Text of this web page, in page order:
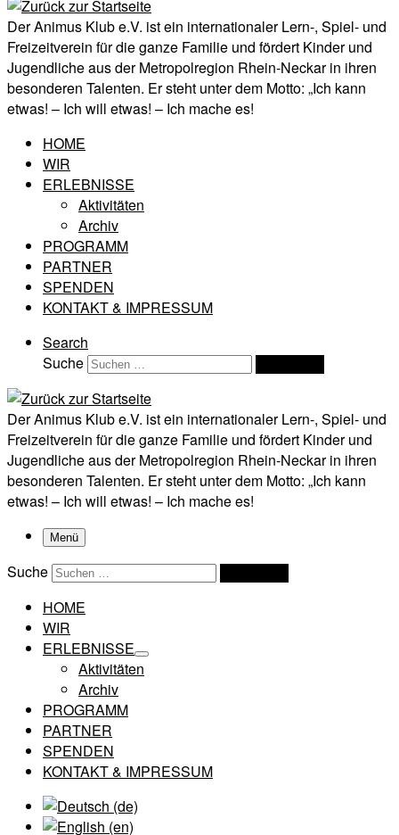
Der Animus Klub e.V. ist ein internationaler Lern-, Spiel- und
Freizeitverein für die ganze Familie und fördert Kinder und
Jugendliche aus der Metropolregion Rhein-Neckar in ihren
besonderen Talenten. Er steht unter dem Motto: „Ich kann
etwas! – Ich will etwas! – Ich mache es!
HOME
WIR
ERLEBNISSE
Aktivitäten
Archiv
PROGRAMM
PARTNER
SPENDEN
KONTAKT & IMPRESSUM
Search
Suche
Der Animus Klub e.V. ist ein internationaler Lern-, Spiel- und
Freizeitverein für die ganze Familie und fördert Kinder und
Jugendliche aus der Metropolregion Rhein-Neckar in ihren
besonderen Talenten. Er steht unter dem Motto: „Ich kann
etwas! – Ich will etwas! – Ich mache es!
Menü
Suche
HOME
WIR
ERLEBNISSE
Aktivitäten
Archiv
PROGRAMM
PARTNER
SPENDEN
KONTAKT & IMPRESSUM